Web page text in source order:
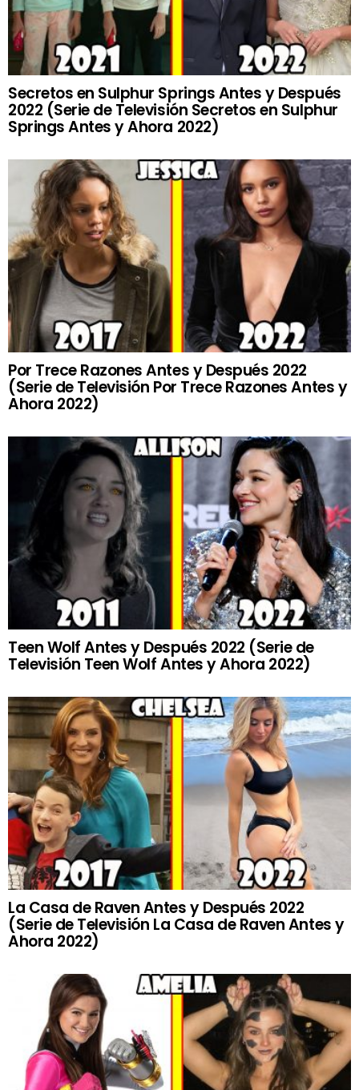
Secretos en Sulphur Springs Antes y Después
2022 (Serie de Televisión Secretos en Sulphur
Springs Antes y Ahora 2022)
Por Trece Razones Antes y Después 2022
(Serie de Televisión Por Trece Razones Antes y
Ahora 2022)
Teen Wolf Antes y Después 2022 (Serie de
Televisión Teen Wolf Antes y Ahora 2022)
La Casa de Raven Antes y Después 2022
(Serie de Televisión La Casa de Raven Antes y
Ahora 2022)